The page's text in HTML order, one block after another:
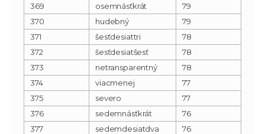
369
osemnásťkrát
79
370
hudebný
79
371
šesťdesiattri
78
372
šesťdesiatšesť
78
373
netransparentný
78
374
viacmenej
77
375
severo
77
376
sedemnásťkrát
76
377
sedemdesiatdva
76